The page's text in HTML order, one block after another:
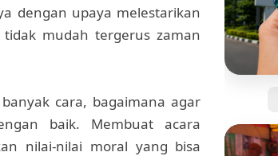
dengan upaya melestarikan
mudah tergerus zaman
cara, bagaimana agar
baik. Membuat acara
nilai-nilai moral yang bisa
Kartu
Tanpa